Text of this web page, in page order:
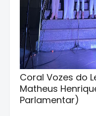
Coral Vozes do
Matheus
Parlamentar)